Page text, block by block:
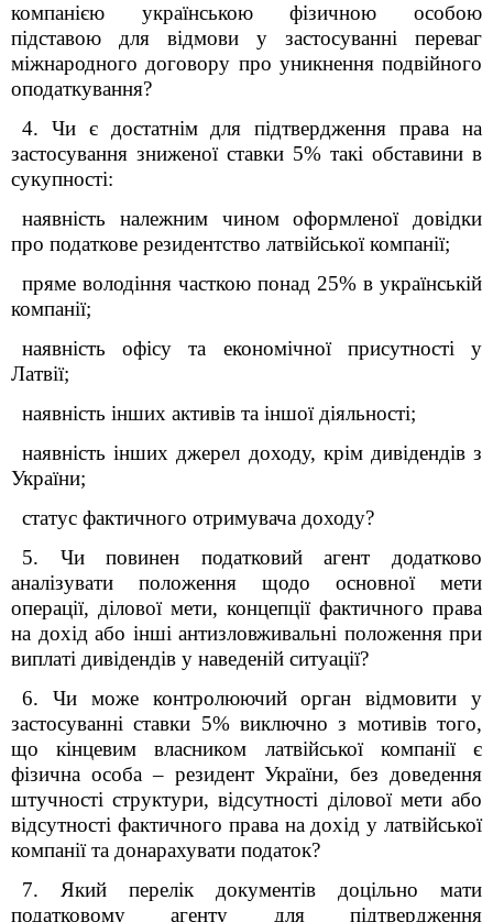
компанією українською фізичною особою
підставою для відмови у застосуванні переваг
міжнародного договору про уникнення подвійного
оподаткування?
4. Чи є достатнім для підтвердження права на
застосування зниженої ставки 5% такі обставини в
сукупності:
наявність належним чином оформленої довідки
про податкове резидентство латвійської компанії;
пряме володіння часткою понад 25% в українській
компанії;
наявність офісу та економічної присутності у
Латвії;
наявність інших активів та іншої діяльності;
наявність інших джерел доходу, крім дивідендів з
України;
статус фактичного отримувача доходу?
5. Чи повинен податковий агент додатково
аналізувати положення щодо основної мети
операції, ділової мети, концепції фактичного права
на дохід або інші антизловживальні положення при
виплаті дивідендів у наведеній ситуації?
6. Чи може контролюючий орган відмовити у
застосуванні ставки 5% виключно з мотивів того,
що кінцевим власником латвійської компанії є
фізична особа – резидент України, без доведення
штучності структури, відсутності ділової мети або
відсутності фактичного права на дохід у латвійської
компанії та донарахувати податок?
7. Який перелік документів доцільно мати
податковому агенту для підтвердження